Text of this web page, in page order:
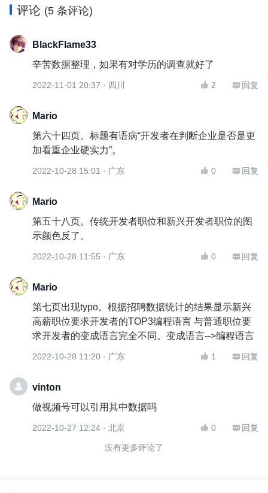
评论 (5 条评论)
BlackFlame33
辛苦数据整理，如果有对学历的调查就好了
2022-11-01 20:37 · 四川  2  回复
Mario
第六十四页。标题有语病“开发者在判断企业是否是更
加看重企业硬实力”。
2022-10-28 15:01 · 广东  0  回复
Mario
第五十八页。传统开发者职位和新兴开发者职位的图
示颜色反了。
2022-10-28 11:55 · 广东  0  回复
Mario
第七页出现typo。根据招聘数据统计的结果显示新兴
高薪职位要求开发者的TOP3编程语言 与普通职位要
求开发者的变成语言完全不同。变成语言-->编程语言
2022-10-28 11:20 · 广东  1  回复
vinton
做视频号可以引用其中数据吗
2022-10-27 12:24 · 北京  0  回复
没有更多评论了